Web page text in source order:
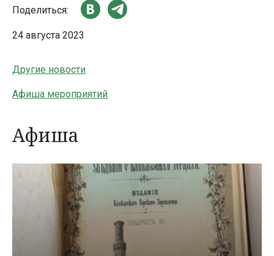
Поделиться:
24 августа 2023
Другие новости
Афиша мероприятий
Афиша